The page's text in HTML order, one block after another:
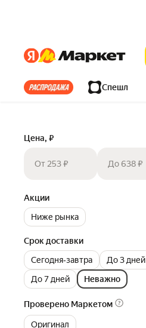
ЯндексЯндекс
Все хиты Спешл
Цена, ₽
От 253 ₽ До 638 ₽
Акции
Ниже рынка
Срок доставки
Сегодня‐завтра
До 3 дней
До 7 дней
Неважно
Проверено Маркетом
Оригинал